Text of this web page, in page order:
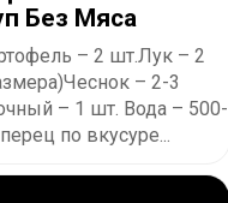
Без Мяса
– 2 шт.Лук – 2
– 2-3
– 1 шт. Вода – 500-
по вкусуре...